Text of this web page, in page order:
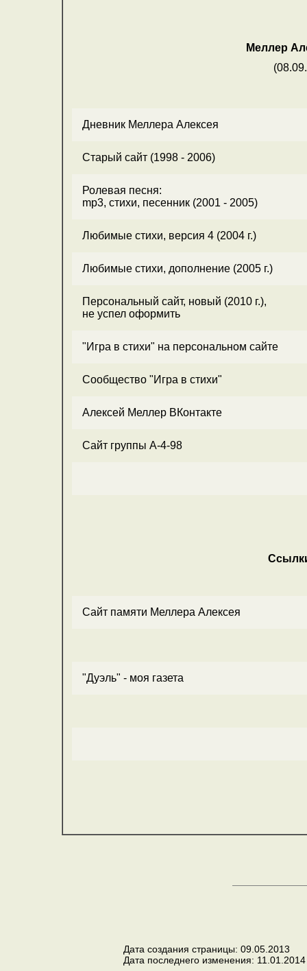
Меллер
Дневник Меллера Алексея
Старый сайт (1998 - 2006)
Ролевая песня:
mp3, стихи, песенник (2001 - 2005)
Любимые стихи, версия 4 (2004 г.)
Любимые стихи, дополнение (2005 г.)
Персональный сайт, новый (2010 г.),
не успел оформить
"Игра в стихи" на персональном сайте
Сообщество "Игра в стихи"
Алексей Меллер ВКонтакте
Сайт группы А-4-98
Сайт памяти Меллера Алексея
"Дуэль" - моя газета
Дата создания страницы: 09.05.2013
Дата последнего изменения: 11.01.2014